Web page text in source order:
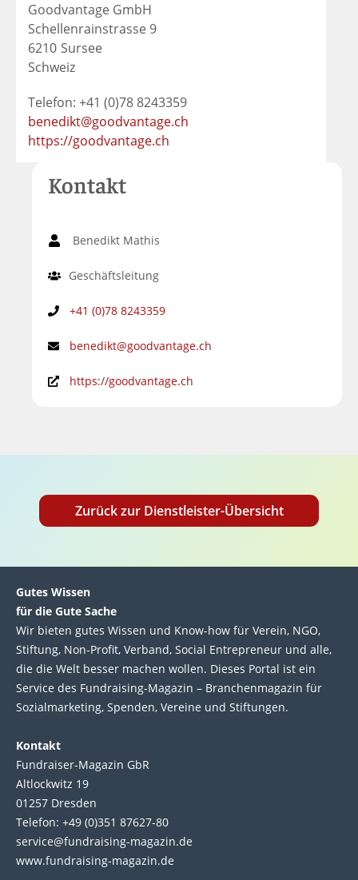
Goodvantage GmbH
Schellenrainstrasse 9
6210 Sursee
Schweiz
Telefon: +41 (0)78 8243359
benedikt@goodvantage.ch
https://goodvantage.ch
Kontakt
Benedikt Mathis
Geschäftsleitung
+41 (0)78 8243359
benedikt@goodvantage.ch
https://goodvantage.ch
Zurück zur Dienstleister-Übersicht
Gutes Wissen
für die Gute Sache
Wir bie­ten gutes Wis­sen und Know-how für Ver­ein, NGO,
Stif­tung, Non-Profit, Ver­band, Social Entre­pre­neur und alle,
die die Welt bes­ser machen wol­len. Die­ses Por­tal ist ein
Service des Fund­raising-Magazin – Bran­chen­magazin für
Sozial­marke­ting, Spen­den, Ver­eine und Stif­tun­gen.
Kontakt
Fundraiser-Magazin GbR
Altlockwitz 19
01257 Dresden
Telefon: +49 (0)351 87627-80
service@fundraising-magazin.de
www.fundraising-magazin.de